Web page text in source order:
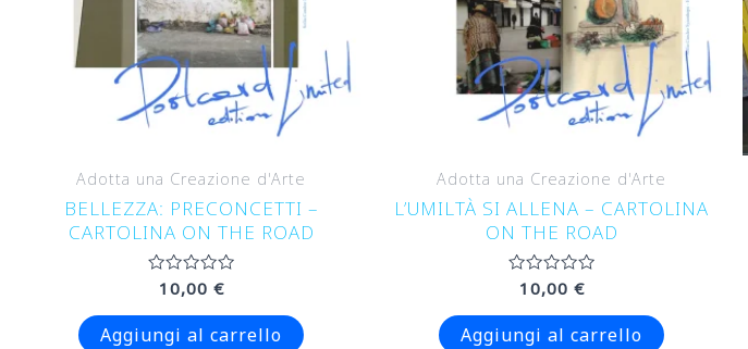
Adotta una Creazione d'Arte
BELLEZZA: PRECONCETTI –
CARTOLINA ON THE ROAD
Valutato
su
5
10,00 €
Aggiungi al carrello
Adotta una Creazione d'Arte
L’UMILTÀ SI ALLENA – CARTOLINA
ON THE ROAD
Valutato
su
5
10,00 €
Aggiungi al carrello